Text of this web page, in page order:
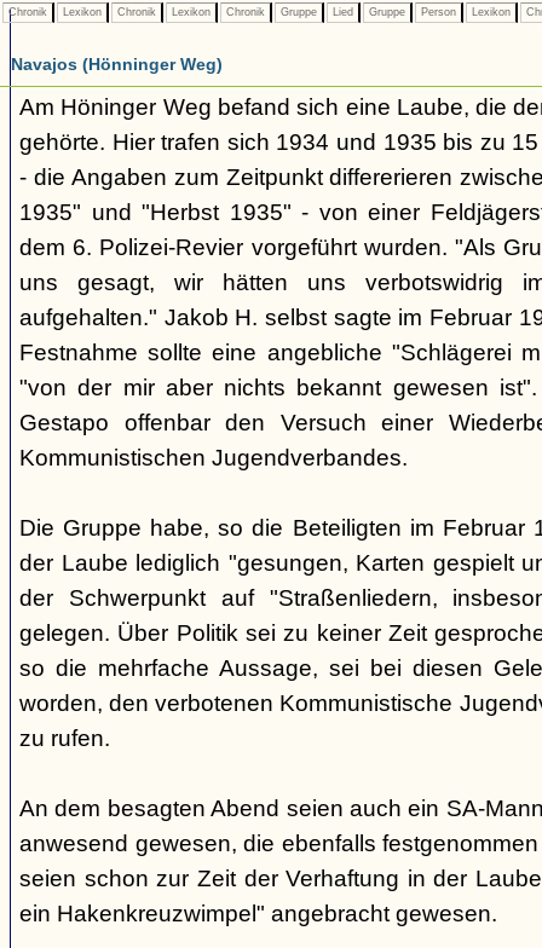
Chronik Lexikon Chronik Lexikon Chronik Gruppe Lied Gruppe Person Lexikon
Navajos (Hönninger Weg)
Am Höninger Weg befand sich eine Laube, die
gehörte. Hier trafen sich 1934 und 1935 bis zu
- die Angaben zum Zeitpunkt differerieren
1935" und "Herbst 1935" - von einer
dem 6. Polizei-Revier vorgeführt wurden. "Als
uns gesagt, wir hätten uns verbotswidrig
aufgehalten." Jakob H. selbst sagte im Februar
Festnahme sollte eine angebliche "Schlägerei
"von der mir aber nichts bekannt gewesen
Gestapo offenbar den Versuch einer
Kommunistischen Jugendverbandes.
Die Gruppe habe, so die Beteiligten im Februar
der Laube lediglich "gesungen, Karten gespielt
der Schwerpunkt auf "Straßenliedern,
gelegen. Über Politik sei zu keiner Zeit
so die mehrfache Aussage, sei bei diesen
worden, den verbotenen Kommunistische
zu rufen.
An dem besagten Abend seien auch ein SA-
anwesend gewesen, die ebenfalls
seien schon zur Zeit der Verhaftung in der
ein Hakenkreuzwimpel" angebracht gewesen.